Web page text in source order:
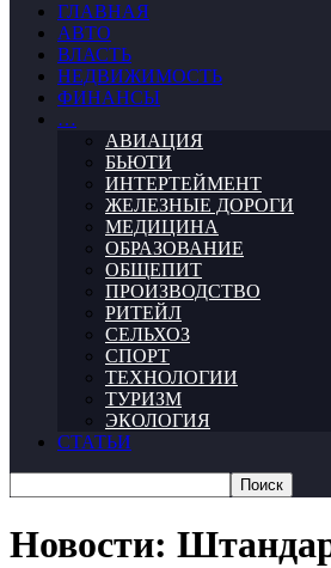
ГЛАВНАЯ
АВТО
ВЛАСТЬ
НЕДВИЖИМОСТЬ
ФИНАНСЫ
…
АВИАЦИЯ
БЬЮТИ
ИНТЕРТЕЙМЕНТ
ЖЕЛЕЗНЫЕ ДОРОГИ
МЕДИЦИНА
ОБРАЗОВАНИЕ
ОБЩЕПИТ
ПРОИЗВОДСТВО
РИТЕЙЛ
СЕЛЬХОЗ
СПОРТ
ТЕХНОЛОГИИ
ТУРИЗМ
ЭКОЛОГИЯ
СТАТЬИ
Новости: